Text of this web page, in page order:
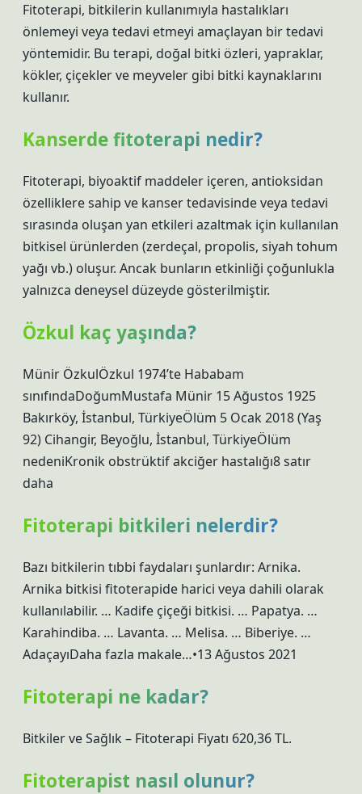
Fitoterapi, bitkilerin kullanımıyla hastalıkları
önlemeyi veya tedavi etmeyi amaçlayan bir tedavi
yöntemidir. Bu terapi, doğal bitki özleri, yapraklar,
kökler, çiçekler ve meyveler gibi bitki kaynaklarını
kullanır.
Kanserde fitoterapi nedir?
Fitoterapi, biyoaktif maddeler içeren, antioksidan
özelliklere sahip ve kanser tedavisinde veya tedavi
sırasında oluşan yan etkileri azaltmak için kullanılan
bitkisel ürünlerden (zerdeçal, propolis, siyah tohum
yağı vb.) oluşur. Ancak bunların etkinliği çoğunlukla
yalnızca deneysel düzeyde gösterilmiştir.
Özkul kaç yaşında?
Münir ÖzkulÖzkul 1974’te Hababam
sınıfındaDoğumMustafa Münir 15 Ağustos 1925
Bakırköy, İstanbul, TürkiyeÖlüm 5 Ocak 2018 (Yaş
92) Cihangir, Beyoğlu, İstanbul, TürkiyeÖlüm
nedeniKronik obstrüktif akciğer hastalığı8 satır
daha
Fitoterapi bitkileri nelerdir?
Bazı bitkilerin tıbbi faydaları şunlardır: Arnika.
Arnika bitkisi fitoterapide harici veya dahili olarak
kullanılabilir. … Kadife çiçeği bitkisi. … Papatya. …
Karahindiba. … Lavanta. … Melisa. … Biberiye. …
AdaçayıDaha fazla makale…•13 Ağustos 2021
Fitoterapi ne kadar?
Bitkiler ve Sağlık – Fitoterapi Fiyatı 620,36 TL.
Fitoterapist nasıl olunur?